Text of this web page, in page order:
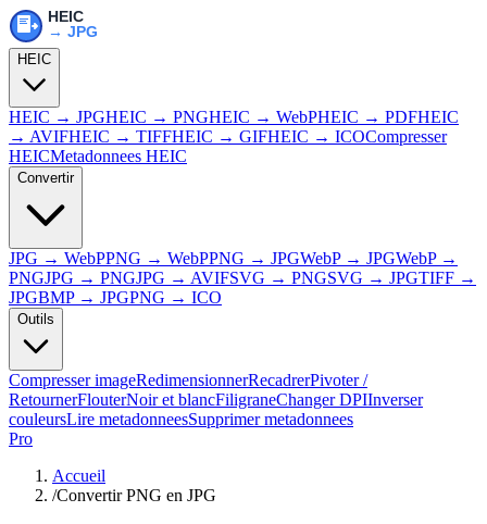
HEIC
HEIC → JPGHEIC → PNGHEIC → WebPHEIC → PDFHEIC
→ AVIFHEIC → TIFFHEIC → GIFHEIC → ICOCompresser
HEICMetadonnees HEIC
Convertir
JPG → WebPPNG → WebPPNG → JPGWebP → JPGWebP →
PNGJPG → PNGJPG → AVIFSVG → PNGSVG → JPGTIFF →
JPGBMP → JPGPNG → ICO
Outils
Compresser imageRedimensionnerRecadrerPivoter /
RetournerFlouterNoir et blancFiligraneChanger DPIInverser
couleursLire metadonneesSupprimer metadonnees
Pro
Accueil
/Convertir PNG en JPG